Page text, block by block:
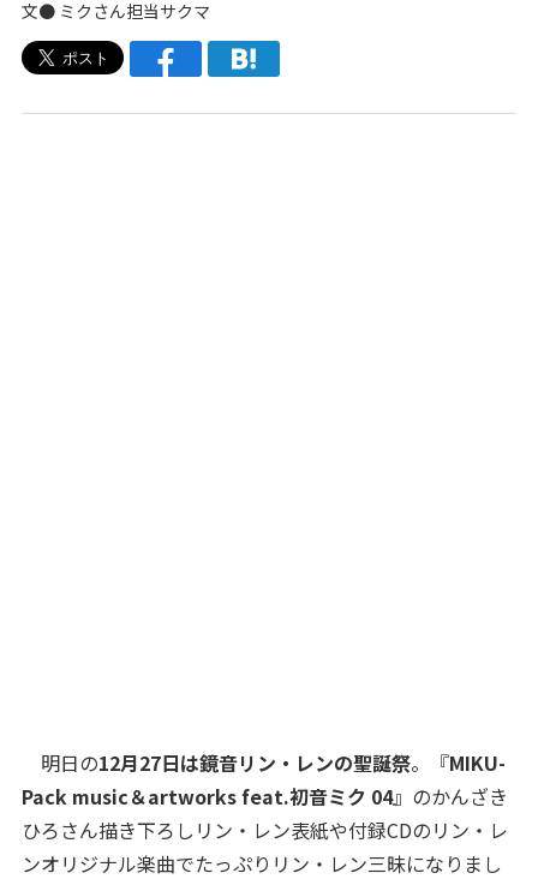
文● ミクさん担当サクマ
明日の12月27日は鏡音リン・レンの聖誕祭。『MIKU-
Pack music＆artworks feat.初音ミク 04』のかんざき
ひろさん描き下ろしリン・レン表紙や付録CDのリン・レ
ンオリジナル楽曲でたっぷりリン・レン三昧になりまし